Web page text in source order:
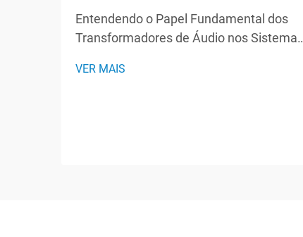
Entendendo o Papel Fundamental dos
Transformadores de Áudio nos Sistemas
atuam como heróis silenciosos nos
VER MAIS